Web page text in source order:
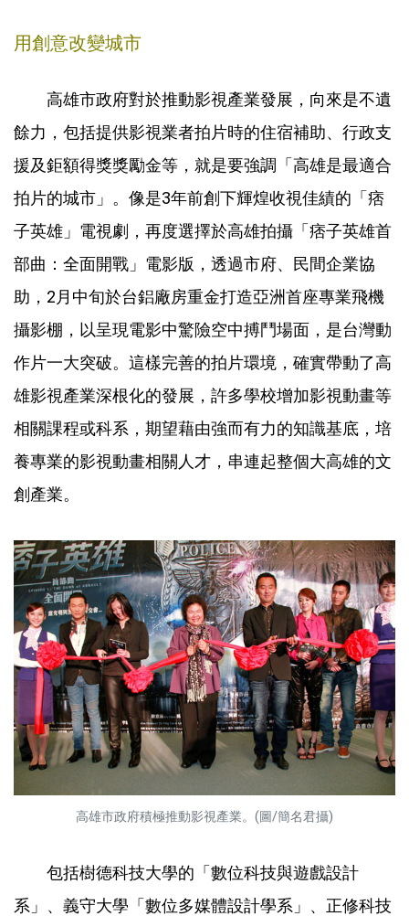
用創意改變城市
高雄市政府對於推動影視產業發展，向來是不遺
餘力，包括提供影視業者拍片時的住宿補助、行政支
援及鉅額得獎獎勵金等，就是要強調「高雄是最適合
拍片的城市」。像是3年前創下輝煌收視佳績的「痞
子英雄」電視劇，再度選擇於高雄拍攝「痞子英雄首
部曲：全面開戰」電影版，透過市府、民間企業協
助，2月中旬於台鋁廠房重金打造亞洲首座專業飛機
攝影棚，以呈現電影中驚險空中搏鬥場面，是台灣動
作片一大突破。這樣完善的拍片環境，確實帶動了高
雄影視產業深根化的發展，許多學校增加影視動畫等
相關課程或科系，期望藉由強而有力的知識基底，培
養專業的影視動畫相關人才，串連起整個大高雄的文
創產業。
高雄市政府積極推動影視產業。(圖/簡名君攝)
包括樹德科技大學的「數位科技與遊戲設計
系」、義守大學「數位多媒體設計學系」、正修科技